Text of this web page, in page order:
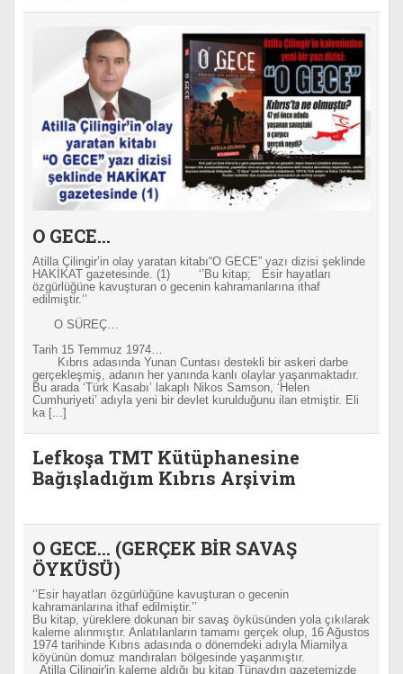
O GECE…
Atilla Çilingir’in olay yaratan kitabı“O GECE” yazı dizisi şeklinde
HAKİKAT gazetesinde. (1) ‘’Bu kitap; Esir hayatları
özgürlüğüne kavuşturan o gecenin kahramanlarına ithaf
edilmiştir.’’
O SÜREÇ…
Tarih 15 Temmuz 1974…
Kıbrıs adasında Yunan Cuntası destekli bir askeri darbe
gerçekleşmiş, adanın her yanında kanlı olaylar yaşanmaktadır.
Bu arada ‘Türk Kasabı’ lakaplı Nikos Samson, ‘Helen
Cumhuriyeti’ adıyla yeni bir devlet kurulduğunu ilan etmiştir. Eli
ka [...]
Lefkoşa TMT Kütüphanesine
Bağışladığım Kıbrıs Arşivim
O GECE… (GERÇEK BİR SAVAŞ
ÖYKÜSÜ)
‘’Esir hayatları özgürlüğüne kavuşturan o gecenin
kahramanlarına ithaf edilmiştir.’’
Bu kitap, yüreklere dokunan bir savaş öyküsünden yola çıkılarak
kaleme alınmıştır. Anlatılanların tamamı gerçek olup, 16 Ağustos
1974 tarihinde Kıbrıs adasında o dönemdeki adıyla Miamilya
köyünün domuz mandıraları bölgesinde yaşanmıştır.
Atilla Çilingir'in kaleme aldığı bu kitap Tünaydın gazetemizde